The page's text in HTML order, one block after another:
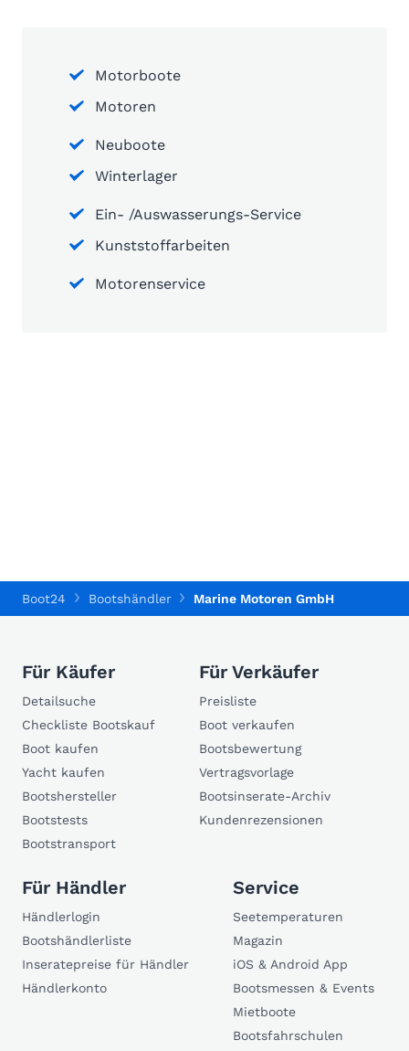
Motorboote
Motoren
Neuboote
Winterlager
Ein- /Auswasserungs-Service
Kunststoffarbeiten
Motorenservice
Boot24 Bootshändler Marine Motoren GmbH
Für Käufer
Detailsuche
Checkliste Bootskauf
Boot kaufen
Yacht kaufen
Bootshersteller
Bootstests
Bootstransport
Für Verkäufer
Preisliste
Boot verkaufen
Bootsbewertung
Vertragsvorlage
Bootsinserate-Archiv
Kundenrezensionen
Für Händler
Händlerlogin
Bootshändlerliste
Inseratepreise für Händler
Händlerkonto
Service
Seetemperaturen
Magazin
iOS & Android App
Bootsmessen & Events
Mietboote
Bootsfahrschulen